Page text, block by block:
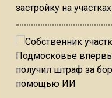
застройку на участках